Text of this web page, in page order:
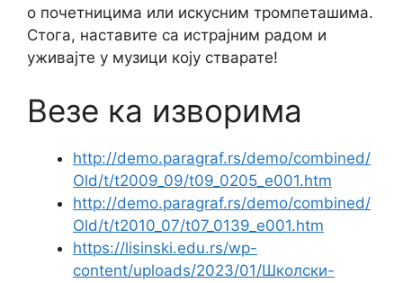
о почетницима или искусним тромпеташима.
Стога, наставите са истрајним радом и
уживајте у музици коју стварате!
Везе ка изворима
http://demo.paragraf.rs/demo/combined/
Old/t/t2009_09/t09_0205_e001.htm
http://demo.paragraf.rs/demo/combined/
Old/t/t2010_07/t07_0139_e001.htm
https://lisinski.edu.rs/wp-
content/uploads/2023/01/Школски-